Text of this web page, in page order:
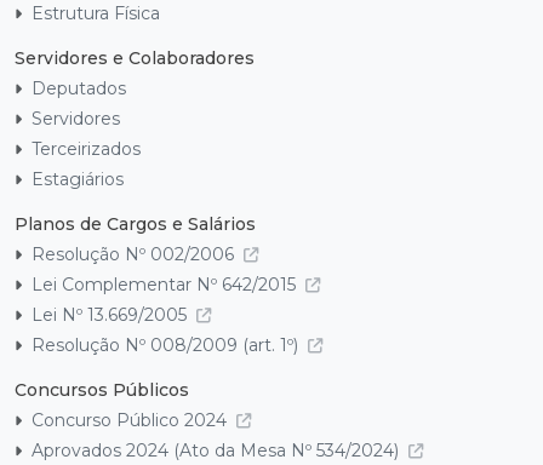
Estrutura Física
Servidores e Colaboradores
Deputados
Servidores
Terceirizados
Estagiários
Planos de Cargos e Salários
Resolução Nº 002/2006
Lei Complementar Nº 642/2015
Lei Nº 13.669/2005
Resolução Nº 008/2009 (art. 1º)
Concursos Públicos
Concurso Público 2024
Aprovados 2024 (Ato da Mesa Nº 534/2024)